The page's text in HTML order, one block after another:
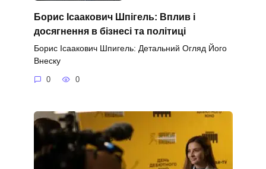
Борис Ісаакович Шпігель: Вплив і
досягнення в бізнесі та політиці
Борис Ісаакович Шпигель: Детальний Огляд Його
Внеску
0 0